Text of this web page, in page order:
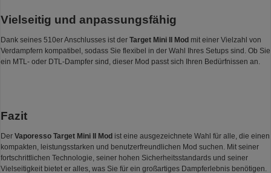
Vielseitig und anpassungsfähig
Dank seines 510er Anschlusses ist der Target Mini II Mod mit einer Vielzahl von
Verdampfern kompatibel, sodass Sie flexibel in der Wahl Ihres Setups sind. Ob Sie
ein MTL- oder DTL-Dampfer sind, dieser Mod passt sich Ihren Bedürfnissen an.
Fazit
Der Vaporesso Target Mini II Mod ist eine ausgezeichnete Wahl für alle, die einen
kompakten, leistungsstarken und benutzerfreundlichen Mod suchen. Mit seiner
fortschrittlichen Technologie, seiner hohen Sicherheitsstandards und seiner
Vielseitigkeit bietet er alles, was Sie für ein großartiges Dampferlebnis benötigen.